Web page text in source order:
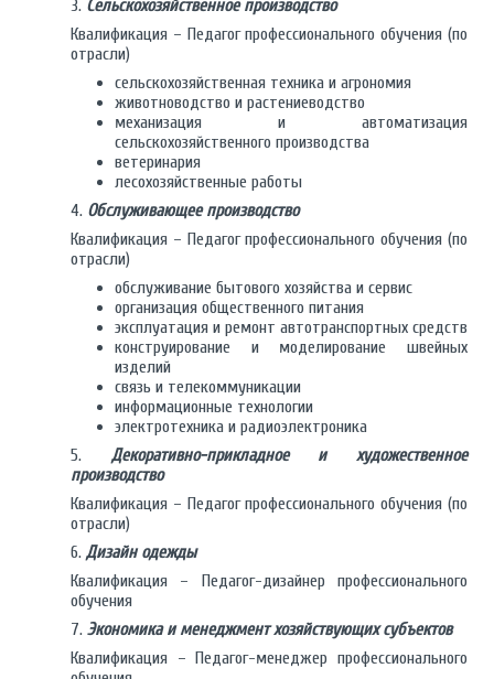
3. Сельскохозяйственное производство
Квалификация – Педагог профессионального обучения (по
отрасли)
сельскохозяйственная техника и агрономия
животноводство и растениеводство
механизация и автоматизация
сельскохозяйственного производства
ветеринария
лесохозяйственные работы
4. Обслуживающее производство
Квалификация – Педагог профессионального обучения (по
отрасли)
обслуживание бытового хозяйства и сервис
организация общественного питания
эксплуатация и ремонт автотранспортных средств
конструирование и моделирование швейных
изделий
связь и телекоммуникации
информационные технологии
электротехника и радиоэлектроника
5. Декоративно-прикладное и художественное
производство
Квалификация – Педагог профессионального обучения (по
отрасли)
6. Дизайн одежды
Квалификация – Педагог-дизайнер профессионального
обучения
7. Экономика и менеджмент хозяйствующих субъектов
Квалификация – Педагог-менеджер профессионального